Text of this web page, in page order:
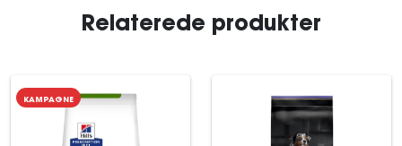
Relaterede produkter
KAMPAGNE